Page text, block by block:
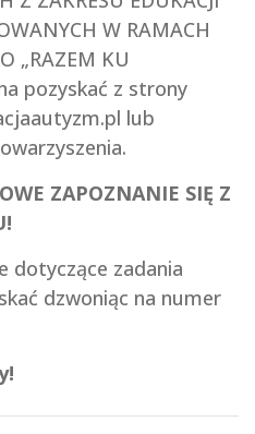
W RAMACH
„RAZEM KU
pozyskać z strony
lub
ZAPOZNANIE SIĘ Z
dotyczące zadania
dzwoniąc na numer